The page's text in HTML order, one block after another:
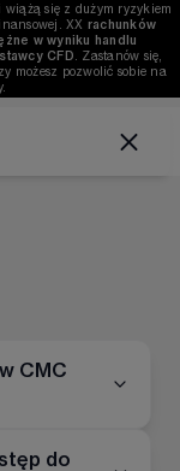
wiążą się z dużym ryzykiem
XX rachunków
w wyniku handlu
CFD . Zastanów się,
możesz pozwolić sobie na
CMC
do